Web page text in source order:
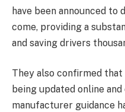
have been announced to
come, providing a
and saving drivers
They also confirmed
being updated online
manufacturer guidance